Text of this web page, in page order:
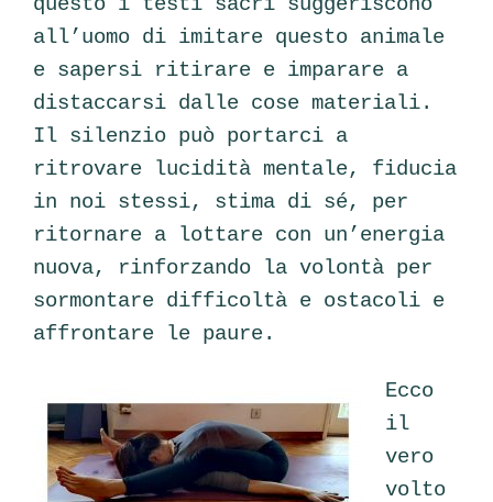
all’uomo di imitare questo animale
e sapersi ritirare e imparare a
distaccarsi dalle cose materiali.
Il silenzio può portarci a
ritrovare lucidità mentale, fiducia
in noi stessi, stima di sé, per
ritornare a lottare con un’energia
nuova, rinforzando la volontà per
sormontare difficoltà e ostacoli e
affrontare le paure.
Ecco
il
vero
volto